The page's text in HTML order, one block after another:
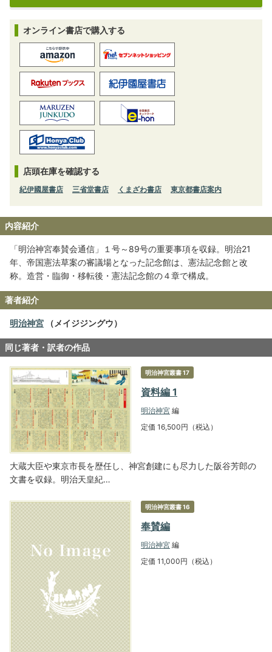
オンライン書店で購入する
店頭在庫を確認する
紀伊國屋書店 三省堂書店 くまざわ書店 東京都書店案内
内容紹介
「明治神宮奉賛会通信」１号～89号の重要事項を収録。明治21
年、帝国憲法草案の審議場となった記念館は、憲法記念館と改
称。造営・臨御・移転後・憲法記念館の４章で構成。
著者紹介
明治神宮 （メイジジングウ）
同じ著者・訳者の作品
明治神宮叢書 17
資料編 1
明治神宮 編
定価 16,500円（税込）
大蔵大臣や東京市長を歴任し、神宮創建にも尽力した阪谷芳郎の
文書を収録。明治天皇紀…
明治神宮叢書 16
奉賛編
明治神宮 編
定価 11,000円（税込）